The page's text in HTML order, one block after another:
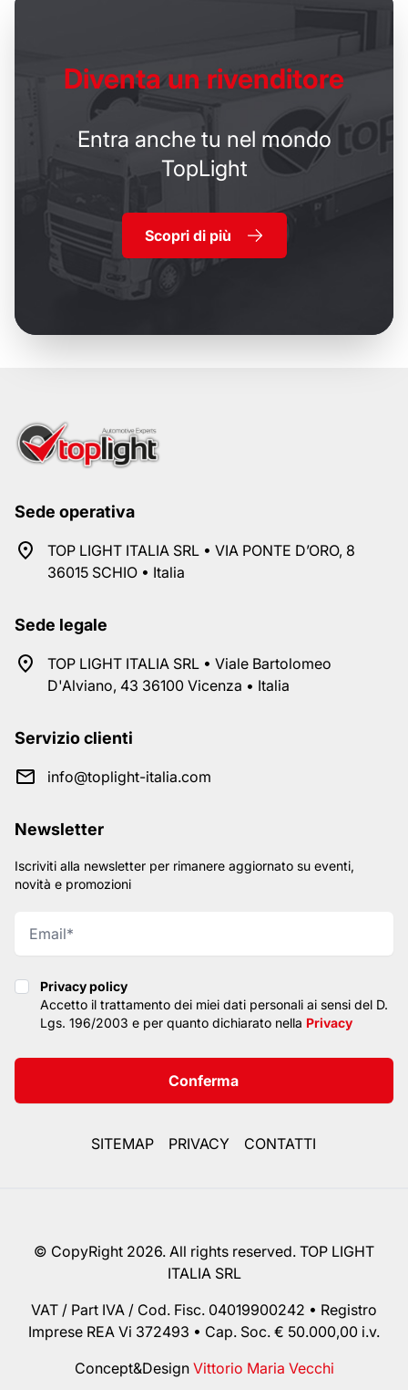
Diventa un rivenditore
Entra anche tu nel mondo
TopLight
Scopri di più
Sede operativa
TOP LIGHT ITALIA SRL • VIA PONTE D’ORO, 8
36015 SCHIO • Italia
Sede legale
TOP LIGHT ITALIA SRL • Viale Bartolomeo
D'Alviano, 43 36100 Vicenza • Italia
Servizio clienti
info@toplight-italia.com
Newsletter
Iscriviti alla newsletter per rimanere aggiornato su eventi,
novità e promozioni
Privacy policy
Privacy policy
Accetto il trattamento dei miei dati personali ai sensi del D.
Lgs. 196/2003 e per quanto dichiarato nella Privacy
Conferma
SITEMAP PRIVACY CONTATTI
© CopyRight 2026. All rights reserved. TOP LIGHT
ITALIA SRL
VAT / Part IVA / Cod. Fisc. 04019900242 • Registro
Imprese REA Vi 372493 • Cap. Soc. € 50.000,00 i.v.
Concept&Design Vittorio Maria Vecchi